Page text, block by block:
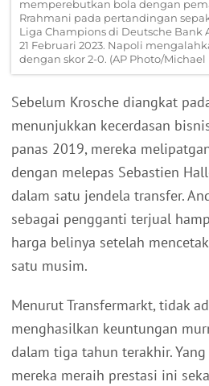
memperebutkan bola dengan
Rrahmani pada pertandingan
Liga Champions di Deutsche Bank
21 Februari 2023. Napoli
dengan skor 2-0. (AP Photo/Michael
Sebelum Krosche diangkat
menunjukkan kecerdasan
panas 2019, mereka
dengan melepas Sebastien
dalam satu jendela transfer.
sebagai pengganti terjual
harga belinya setelah
satu musim.
Menurut Transfermarkt, tidak
menghasilkan keuntungan
dalam tiga tahun terakhir.
mereka meraih prestasi ini